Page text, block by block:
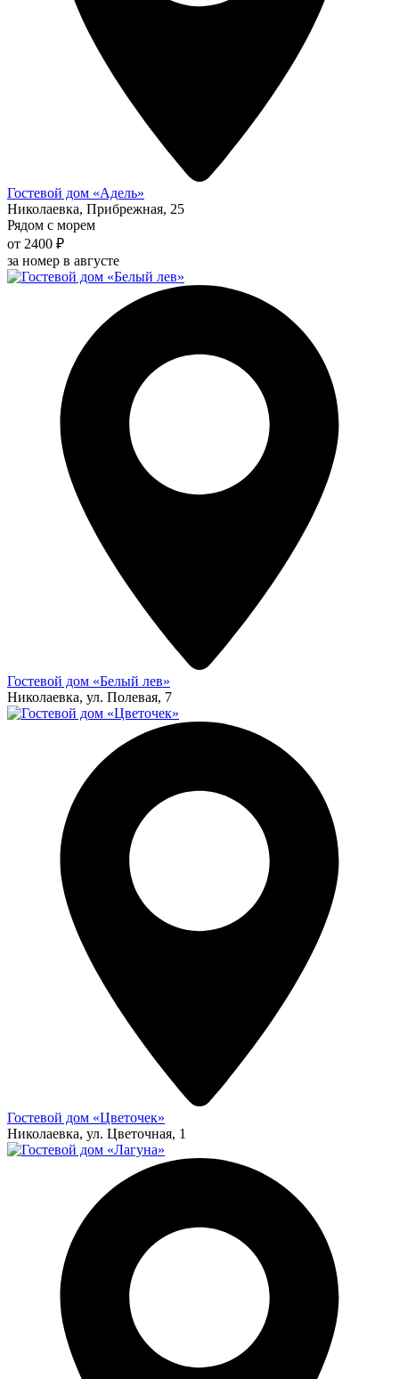
Гостевой дом «Адель»
Николаевка, Прибрежная, 25
Рядом с морем
от 2400 ₽
за номер в августе
Гостевой дом «Белый лев»
Николаевка, ул. Полевая, 7
Гостевой дом «Цветочек»
Николаевка, ул. Цветочная, 1